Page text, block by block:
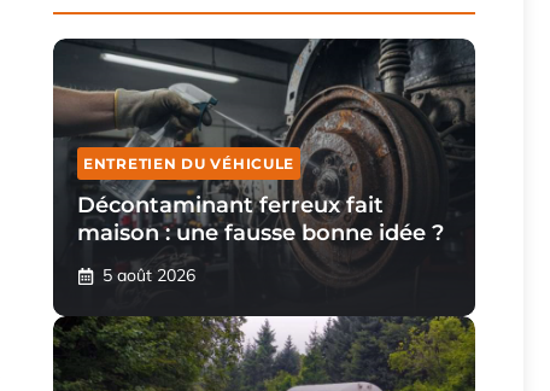
ENTRETIEN DU VÉHICULE
Décontaminant ferreux fait
maison : une fausse bonne idée ?
5 août 2026